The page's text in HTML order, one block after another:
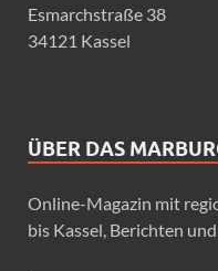
Esmarchstraße 38
34121 Kassel
ÜBER DAS
Online-Magazin mit
bis Kassel, Berichten